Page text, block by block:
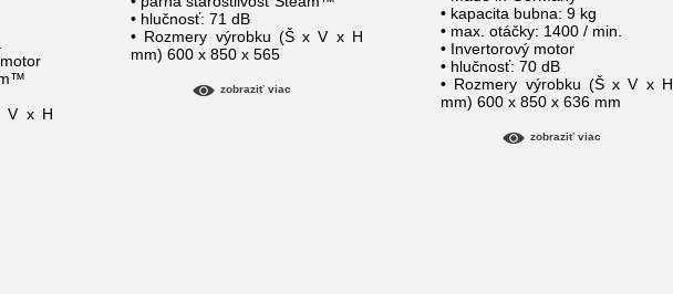
V x H
• hlučnosť: 71 dB
• Rozmery výrobku (Š x V x H
mm) 600 x 850 x 565
zobraziť viac
• kapacita bubna: 9 kg
• max. otáčky: 1400 / min.
• Invertorový motor
• hlučnosť: 70 dB
• Rozmery výrobku (Š x V x H
mm) 600 x 850 x 636 mm
zobraziť viac